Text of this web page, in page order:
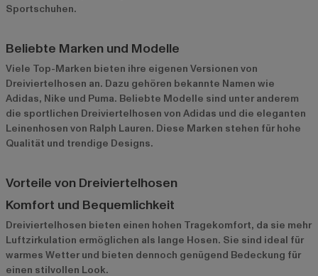
Sportschuhen.
Beliebte Marken und Modelle
Viele Top-Marken bieten ihre eigenen Versionen von
Dreiviertelhosen an. Dazu gehören bekannte Namen wie
Adidas, Nike und Puma. Beliebte Modelle sind unter anderem
die sportlichen Dreiviertelhosen von Adidas und die eleganten
Leinenhosen von Ralph Lauren. Diese Marken stehen für hohe
Qualität und trendige Designs.
Vorteile von Dreiviertelhosen
Komfort und Bequemlichkeit
Dreiviertelhosen bieten einen hohen Tragekomfort, da sie mehr
Luftzirkulation ermöglichen als lange Hosen. Sie sind ideal für
warmes Wetter und bieten dennoch genügend Bedeckung für
einen stilvollen Look.